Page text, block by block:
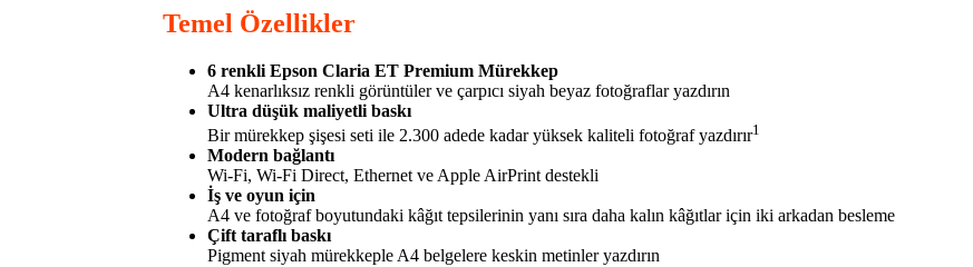
Temel Özellikler
6 renkli Epson Claria ET Premium Mürekkep
A4 kenarlıksız renkli görüntüler ve çarpıcı siyah beyaz fotoğraflar yazdırın
Ultra düşük maliyetli baskı
Bir mürekkep şişesi seti ile 2.300 adede kadar yüksek kaliteli fotoğraf yazdırır1
Modern bağlantı
Wi-Fi, Wi-Fi Direct, Ethernet ve Apple AirPrint destekli
İş ve oyun için
A4 ve fotoğraf boyutundaki kâğıt tepsilerinin yanı sıra daha kalın kâğıtlar için iki arkadan besleme
Çift taraflı baskı
Pigment siyah mürekkeple A4 belgelere keskin metinler yazdırın